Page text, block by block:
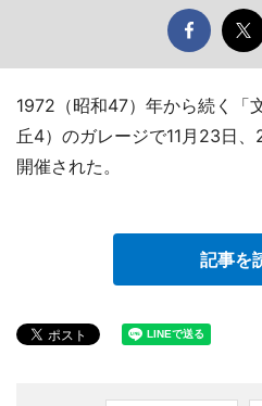
1972（昭和47）年から続く「
丘4）のガレージで11月23日
開催された。
記事を